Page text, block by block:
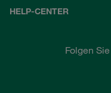
HELP-CENTER
Folgen